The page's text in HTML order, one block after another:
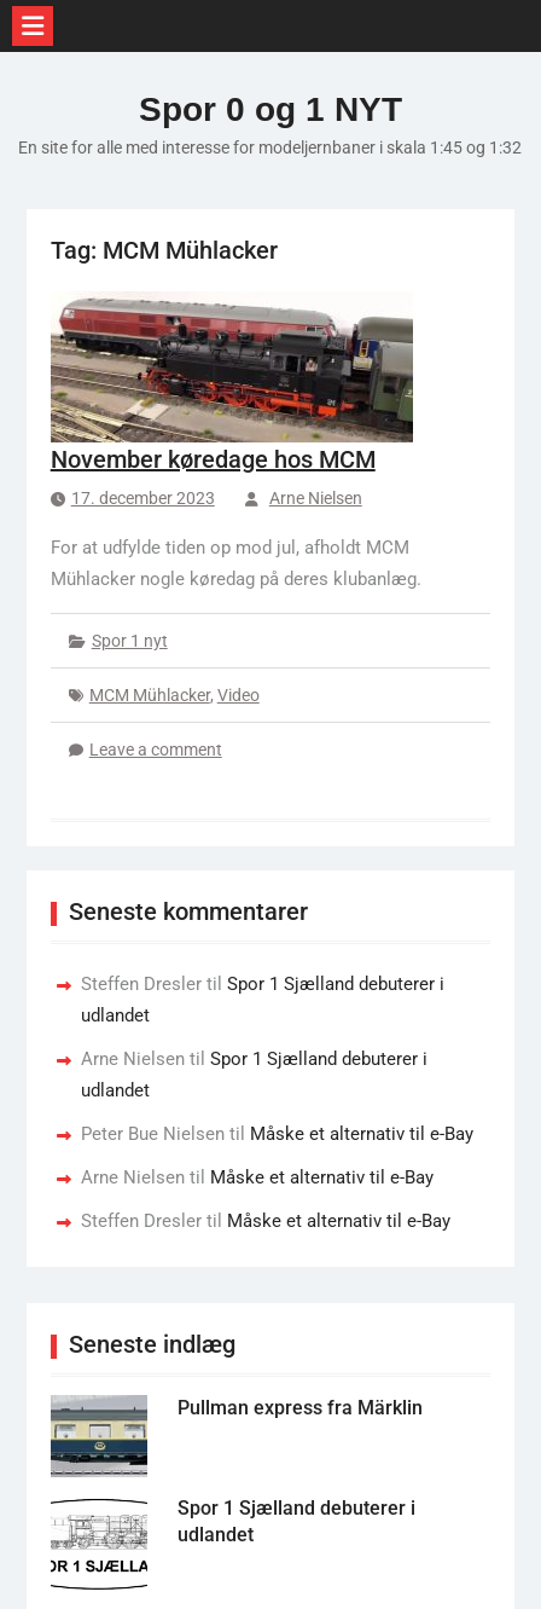
Spor 0 og 1 NYT
En site for alle med interesse for modeljernbaner i skala 1:45 og 1:32
Tag: MCM Mühlacker
November køredage hos MCM
17. december 2023 Arne Nielsen
For at udfylde tiden op mod jul, afholdt MCM
Mühlacker nogle køredag på deres klubanlæg.
Spor 1 nyt
MCM Mühlacker, Video
Leave a comment
Seneste kommentarer
Steffen Dreslertil Spor 1 Sjælland debuterer i
udlandet
Arne Nielsentil Spor 1 Sjælland debuterer i
udlandet
Peter Bue Nielsentil Måske et alternativ til e-Bay
Arne Nielsentil Måske et alternativ til e-Bay
Steffen Dreslertil Måske et alternativ til e-Bay
Seneste indlæg
Pullman express fra Märklin
Spor 1 Sjælland debuterer i
udlandet